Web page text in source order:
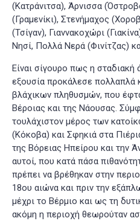
(Κατράνιτσα), Άρνισσα
(Γραμενίκι), Στενήμαχος
(Τσίγαν), Γιαννακοχώρι
Νησί, Πολλά Νερά (Φινίτζας)
Είναι σίγουρο πως η
εξουσία προκάλεσε πολλαπλά
βλάχικων πληθυσμών, που
Βέροιας και της Νάουσας.
τουλάχιστον μέρος των
(Κόκοβα) και Σφηκιά στα
της Βόρειας Ηπείρου και την
αυτοί, που κατά πάσα
πρέπει να βρέθηκαν στην
18ου αιώνα και πριν την
μέχρι το Βέρμιο και ως τη
ακόμη η περιοχή θεωρούταν